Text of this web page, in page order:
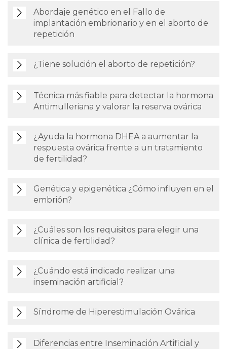
Abordaje genético en el Fallo de
implantación embrionario y en el aborto de
repetición
¿Tiene solución el aborto de repetición?
Técnica más fiable para detectar la hormona
Antimulleriana y valorar la reserva ovárica
¿Ayuda la hormona DHEA a aumentar la
respuesta ovárica frente a un tratamiento
de fertilidad?
Genética y epigenética ¿Cómo influyen en el
embrión?
¿Cuáles son los requisitos para elegir una
clínica de fertilidad?
¿Cuándo está indicado realizar una
inseminación artificial?
Síndrome de Hiperestimulación Ovárica
Diferencias entre Inseminación Artificial y